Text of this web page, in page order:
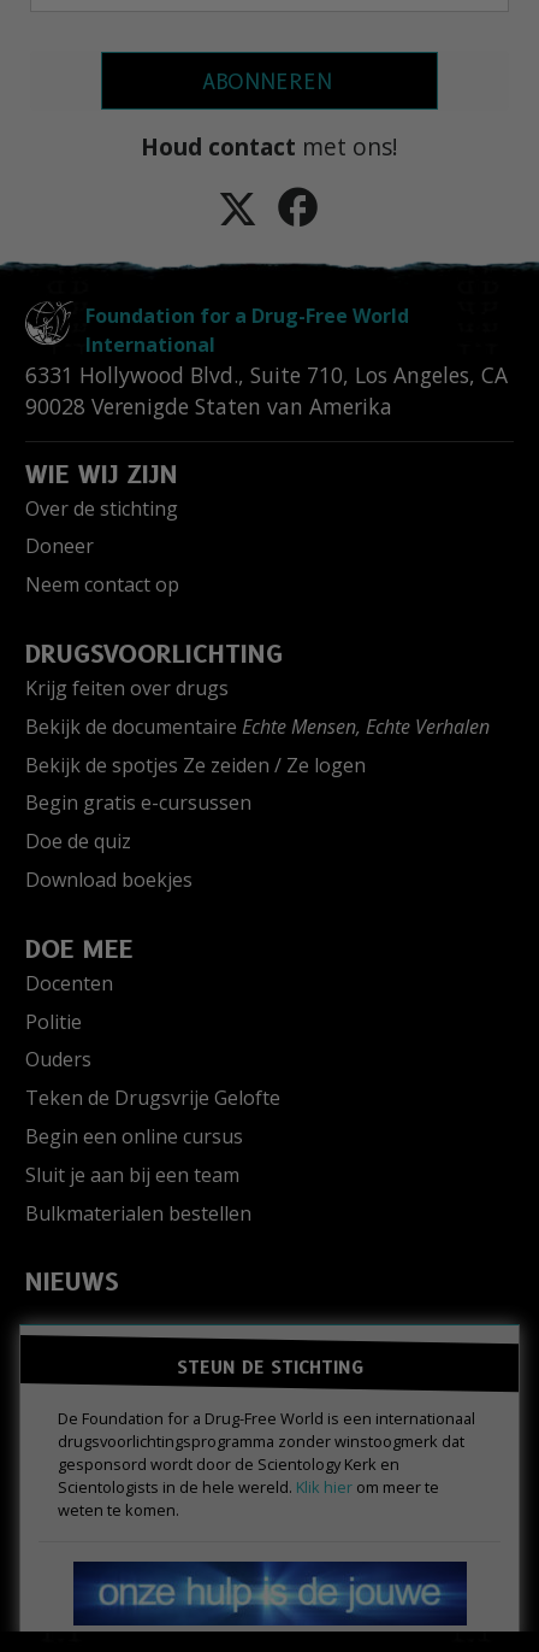
ABONNEREN
Houd contact met ons!
Foundation for a Drug-Free World
International
6331 Hollywood Blvd., Suite 710, Los Angeles, CA
90028 Verenigde Staten van Amerika
WIE WIJ ZIJN
Over de stichting
Doneer
Neem contact op
DRUGSVOORLICHTING
Krijg feiten over drugs
Bekijk de documentaire Echte Mensen, Echte Verhalen
Bekijk de spotjes Ze zeiden / Ze logen
Begin gratis e-cursussen
Doe de quiz
Download boekjes
DOE MEE
Docenten
Politie
Ouders
Teken de Drugsvrije Gelofte
Begin een online cursus
Sluit je aan bij een team
Bulkmaterialen bestellen
NIEUWS
STEUN DE STICHTING
De Foundation for a Drug-Free World is een internationaal
drugs­voorlichtings­programma zonder winstoogmerk dat
gesponsord wordt door de Scientology Kerk en
Scientologists in de hele wereld. Klik hier om meer te
weten te komen.